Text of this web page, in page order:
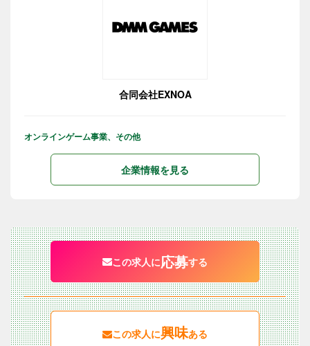
合同会社EXNOA
オンラインゲーム事業、その他
企業情報を見る
この求人に応募する
この求人に興味ある